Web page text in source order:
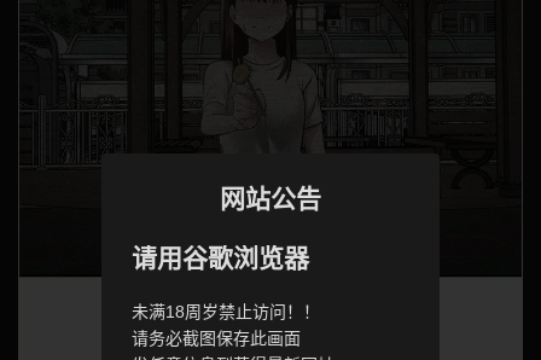
网站公告
请用谷歌浏览器
未满18周岁禁止访问！！
请务必截图保存此画面